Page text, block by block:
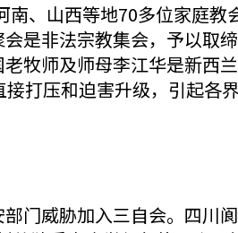
、山西等地70多位家庭教
是非法宗教集会，予以取
牧师及师母李江华是新西
打压和迫害升级，引起各
门威胁加入三自会。四川